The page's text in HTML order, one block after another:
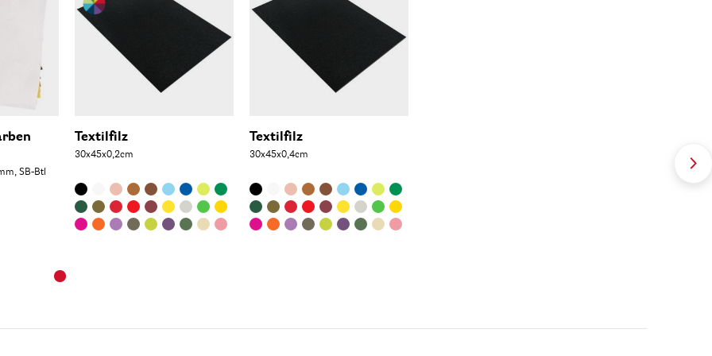
SB-Btl
Textilfilz
30x45x0,2cm
Textilfilz
30x45x0,4cm